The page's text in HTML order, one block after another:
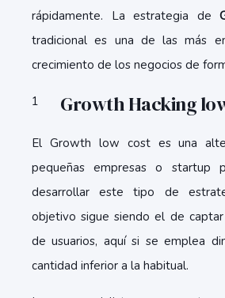
rápidamente. La estrategia de
tradicional es una de las más
crecimiento de los negocios de
Growth Hacking
El Growth low cost es una
pequeñas empresas o startup
desarrollar este tipo de
objetivo sigue siendo el de
de usuarios, aquí si se emplea
cantidad inferior a la habitual.